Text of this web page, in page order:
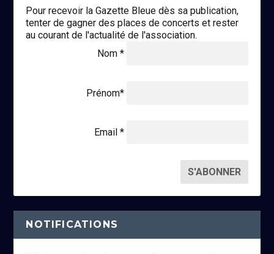
Pour recevoir la Gazette Bleue dès sa publication,
tenter de gagner des places de concerts et rester
au courant de l'actualité de l'association.
Nom *
Prénom*
Email *
NOTIFICATIONS